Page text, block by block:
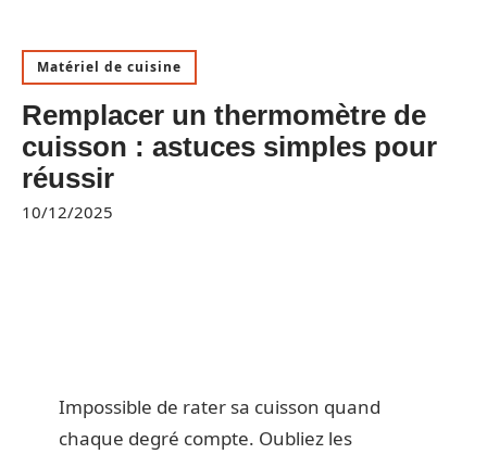
Matériel de cuisine
Remplacer un thermomètre de
cuisson : astuces simples pour
réussir
10/12/2025
Impossible de rater sa cuisson quand
chaque degré compte. Oubliez les